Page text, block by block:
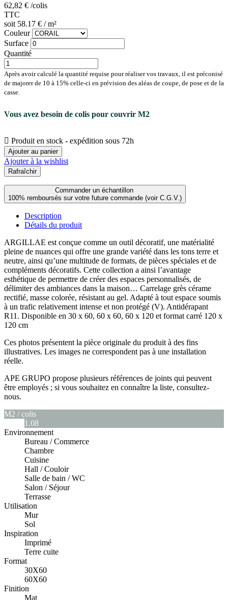
62,82 € /colis
TTC
soit 58.17 € / m²
Couleur
Surface
Quantité
Après avoir calculé la quantité requise pour réaliser vos travaux, il est préconisé
de majorer de 10 à 15% celle-ci en prévision des aléas de coupe, de pose et de la
casse.
Vous avez besoin de colis pour couvrir M2
 Produit en stock - expédition sous 72h
Ajouter au panier
Ajouter à la wishlist
Commander un échantillon
100% remboursés sur votre future commande (voir C.G.V.)
Description
Détails du produit
ARGILLAE est conçue comme un outil décoratif, une matérialité
pleine de nuances qui offre une grande variété dans les tons terre et
neutre, ainsi qu’une multitude de formats, de pièces spéciales et de
compléments décoratifs. Cette collection a ainsi l’avantage
esthétique de permettre de créer des espaces personnalisés, de
délimiter des ambiances dans la maison… Carrelage grès cérame
rectifié, masse colorée, résistant au gel. Adapté à tout espace soumis
à un trafic relativement intense et non protégé (V). Antidérapant
R11. Disponible en 30 x 60, 60 x 60, 60 x 120 et format carré 120 x
120 cm
Ces photos présentent la pièce originale du produit à des fins
illustratives. Les images ne correspondent pas à une installation
réelle.
APE GRUPO propose plusieurs références de joints qui peuvent
être employés ; si vous souhaitez en connaître la liste, consultez-
nous.
M2 / colis
1.08
Environnement
Bureau / Commerce
Chambre
Cuisine
Hall / Couloir
Salle de bain / WC
Salon / Séjour
Terrasse
Utilisation
Mur
Sol
Inspiration
Imprimé
Terre cuite
Format
30X60
60X60
Finition
Mat